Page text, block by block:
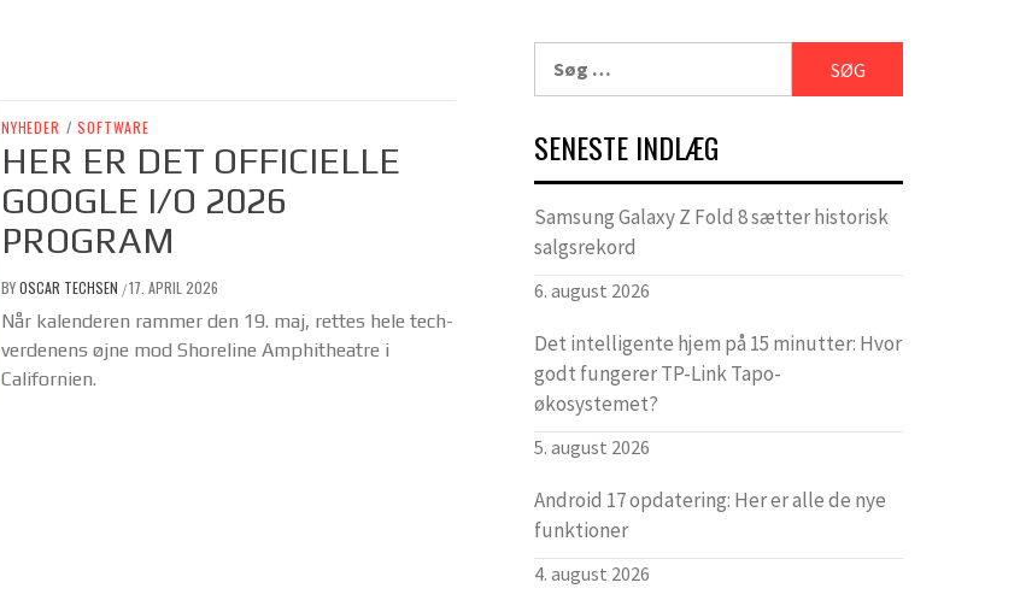
NYHEDER / SOFTWARE
HER ER DET OFFICIELLE
GOOGLE I/O 2026
PROGRAM
BYOSCAR TECHSEN /17. APRIL 2026
Når kalenderen rammer den 19. maj, rettes hele tech-
verdenens øjne mod Shoreline Amphitheatre i
Californien.
efter:
SENESTE INDLÆG
Samsung Galaxy Z Fold 8 sætter historisk
salgsrekord
6. august 2026
Det intelligente hjem på 15 minutter: Hvor
godt fungerer TP-Link Tapo-
økosystemet?
5. august 2026
Android 17 opdatering: Her er alle de nye
funktioner
4. august 2026